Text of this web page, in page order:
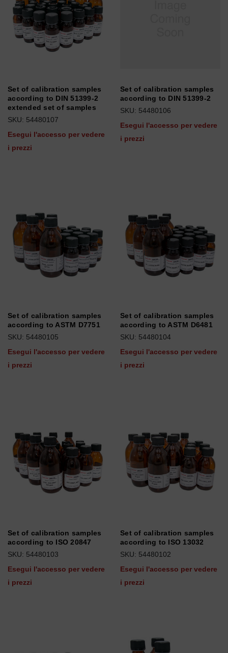
Set of calibration samples
according to DIN 51399-2
extended set of samples
SKU: 54480107
Esegui l'accesso per vedere
i prezzi
Set of calibration samples
according to DIN 51399-2
SKU: 54480106
Esegui l'accesso per vedere
i prezzi
Set of calibration samples
according to ASTM D7751
SKU: 54480105
Esegui l'accesso per vedere
i prezzi
Set of calibration samples
according to ASTM D6481
SKU: 54480104
Esegui l'accesso per vedere
i prezzi
Set of calibration samples
according to ISO 20847
SKU: 54480103
Esegui l'accesso per vedere
i prezzi
Set of calibration samples
according to ISO 13032
SKU: 54480102
Esegui l'accesso per vedere
i prezzi